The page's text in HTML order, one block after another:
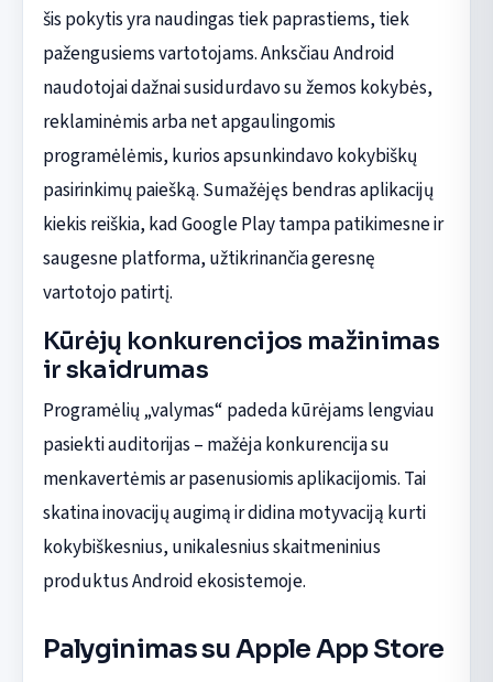
šis pokytis yra naudingas tiek paprastiems, tiek
pažengusiems vartotojams. Anksčiau Android
naudotojai dažnai susidurdavo su žemos kokybės,
reklaminėmis arba net apgaulingomis
programėlėmis, kurios apsunkindavo kokybiškų
pasirinkimų paiešką. Sumažėjęs bendras aplikacijų
kiekis reiškia, kad Google Play tampa patikimesne ir
saugesne platforma, užtikrinančia geresnę
vartotojo patirtį.
Kūrėjų konkurencijos mažinimas
ir skaidrumas
Programėlių „valymas“ padeda kūrėjams lengviau
pasiekti auditorijas – mažėja konkurencija su
menkavertėmis ar pasenusiomis aplikacijomis. Tai
skatina inovacijų augimą ir didina motyvaciją kurti
kokybiškesnius, unikalesnius skaitmeninius
produktus Android ekosistemoje.
Palyginimas su Apple App Store